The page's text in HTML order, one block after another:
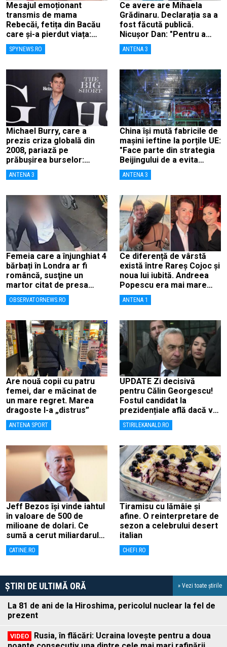
Mesajul emoționant
transmis de mama
Rebecăi, fetița din Bacău
care și-a pierdut viața:
„Îngerașul meu…”
SPYNEWS.RO
Ce avere are Mihaela
Grădinaru. Declarația sa a
fost făcută publică.
Nicușor Dan: "Pentru a
înlătura orice speculații"
ANTENA 3
Michael Burry, care a
prezis criza globală din
2008, pariază pe
prăbușirea burselor:
„Suntem aproape de o
cădere ca în 1987”
ANTENA 3
China își mută fabricile de
mașini ieftine la porțile UE:
"Face parte din strategia
Beijingului de a evita
taxele"
ANTENA 3
Femeia care a înjunghiat 4
bărbați în Londra ar fi
româncă, susţine un
martor citat de presa
britanică
OBSERVATORNEWS.RO
Ce diferență de vârstă
există între Rareș Cojoc și
noua lui iubită. Andreea
Popescu era mai mare
decât el
ANTENA 1
Are nouă copii cu patru
femei, dar e măcinat de
un mare regret. Marea
dragoste l-a „distrus”
ANTENA SPORT
UPDATE Zi decisivă
pentru Călin Georgescu!
Fostul candidat la
prezidențiale află dacă va
fi judecat pentru tentativă
de lovitură de stat
STIRILEKANALD.RO
Jeff Bezos își vinde iahtul
în valoare de 500 de
milioane de dolari. Ce
sumă a cerut miliardarul
pentru nava sa, Koru
CATINE.RO
Tiramisu cu lămâie și
afine. O reinterpretare de
sezon a celebrului desert
italian
CHEFI.RO
ȘTIRI DE ULTIMĂ ORĂ » Vezi toate știrile
La 81 de ani de la Hiroshima, pericolul nuclear la fel de
prezent
Rusia, în flăcări: Ucraina lovește pentru a doua